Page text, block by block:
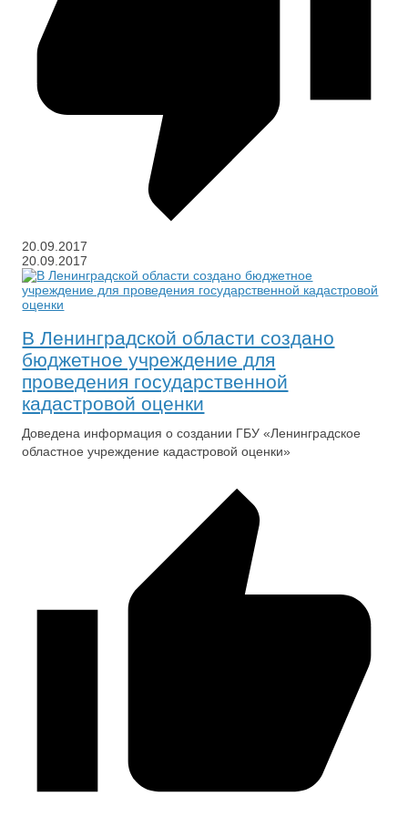
20.09.2017
20.09.2017
В Ленинградской области создано
бюджетное учреждение для
проведения государственной
кадастровой оценки
Доведена информация о создании ГБУ «Ленинградское
областное учреждение кадастровой оценки»